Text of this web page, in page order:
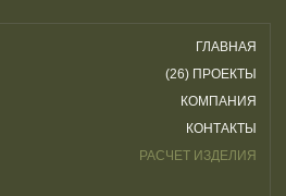
ГЛАВНАЯ
(26) ПРОЕКТЫ
КОМПАНИЯ
КОНТАКТЫ
РАСЧЕТ ИЗДЕЛИЯ